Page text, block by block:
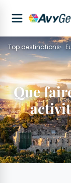
Top destinations
Que